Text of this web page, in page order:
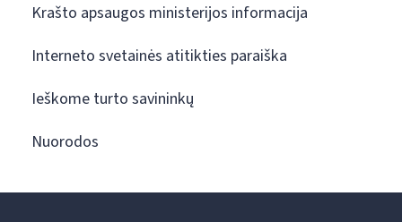
Krašto apsaugos ministerijos informacija
Interneto svetainės atitikties paraiška
Ieškome turto savininkų
Nuorodos